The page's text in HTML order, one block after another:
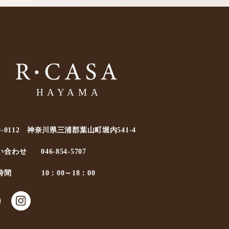
0112 神奈川県三浦郡葉山町堀内541-4
合わせ 046-854-5707
間 10：00～18：00